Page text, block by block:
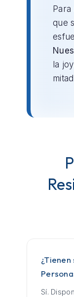
Para
que
la
Sí.